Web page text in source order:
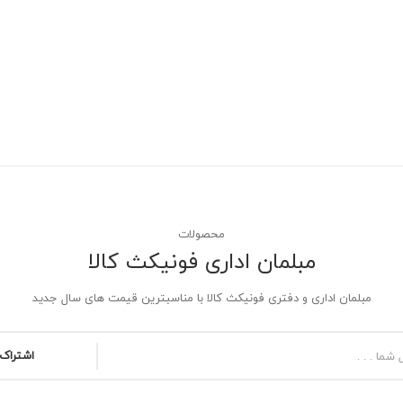
محصولات
مبلمان اداری فونیکث کالا
مبلمان اداری و دفتری فونیکث کالا با مناسبترین قیمت های سال جدید